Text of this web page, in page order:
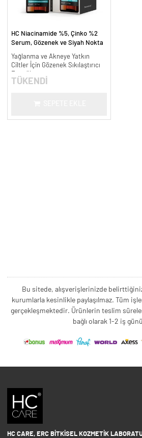
HC Niacinamide %5, Çinko %2
Serum, Gözenek ve Siyah Nokta
30 ml.
Yağlanma ve Akneye Yatkın
Ciltler İçin Gözenek Sıkılaştırıcı
TÜKENDİ
Bu sitede, alışverişlerinizde
kurumlarla kesinlikle paylaşılmaz. Tüm
gerçekleşmektedir. Ürünlerin teslim
bağlı olarak 1-2 iş
HC CARE, ERC BITKISEL KOZMETIK